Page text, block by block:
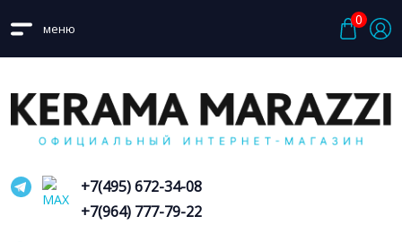
меню
0
+7(495) 672-34-08
+7(964) 777-79-22